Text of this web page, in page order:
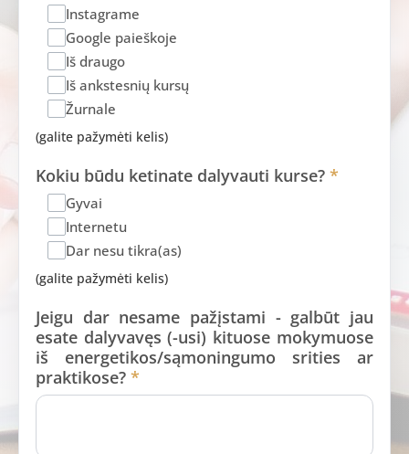
Instagrame
Google paieškoje
Iš draugo
Iš ankstesnių kursų
Žurnale
(galite pažymėti kelis)
Kokiu būdu ketinate dalyvauti kurse?*
Gyvai
Internetu
Dar nesu tikra(as)
(galite pažymėti kelis)
Jeigu dar nesame pažįstami - galbūt jau
esate dalyvavęs (-usi) kituose mokymuose
iš energetikos/sąmoningumo srities ar
praktikose?*